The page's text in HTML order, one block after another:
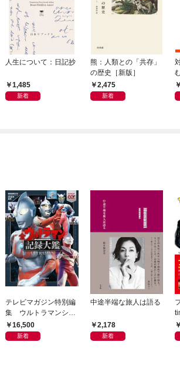
人生について：日記抄
1,485
新着
熊：人類との「共存」
の歴史［新版］
2,475
新着
テレビマガジン特別編
集 ウルトラマンシリ
ーズ６０周年記念 全
ウルトラマン記録大鑑
16,500
新着
中途半端な旅人は語る
2,178
新着